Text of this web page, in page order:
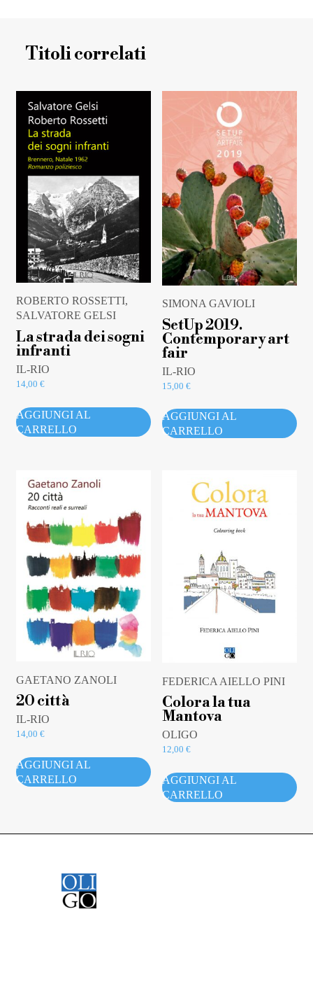
Titoli correlati
ROBERTO ROSSETTI,
SALVATORE GELSI
La strada dei sogni
infranti
IL-RIO
14,00 €
AGGIUNGI AL
CARRELLO
SIMONA GAVIOLI
SetUp 2019.
Contemporary art
fair
IL-RIO
15,00€
AGGIUNGI AL
CARRELLO
GAETANO ZANOLI
20 città
IL-RIO
14,00 €
AGGIUNGI AL
CARRELLO
FEDERICA AIELLO PINI
Colora la tua
Mantova
OLIGO
12,00€
AGGIUNGI AL
CARRELLO